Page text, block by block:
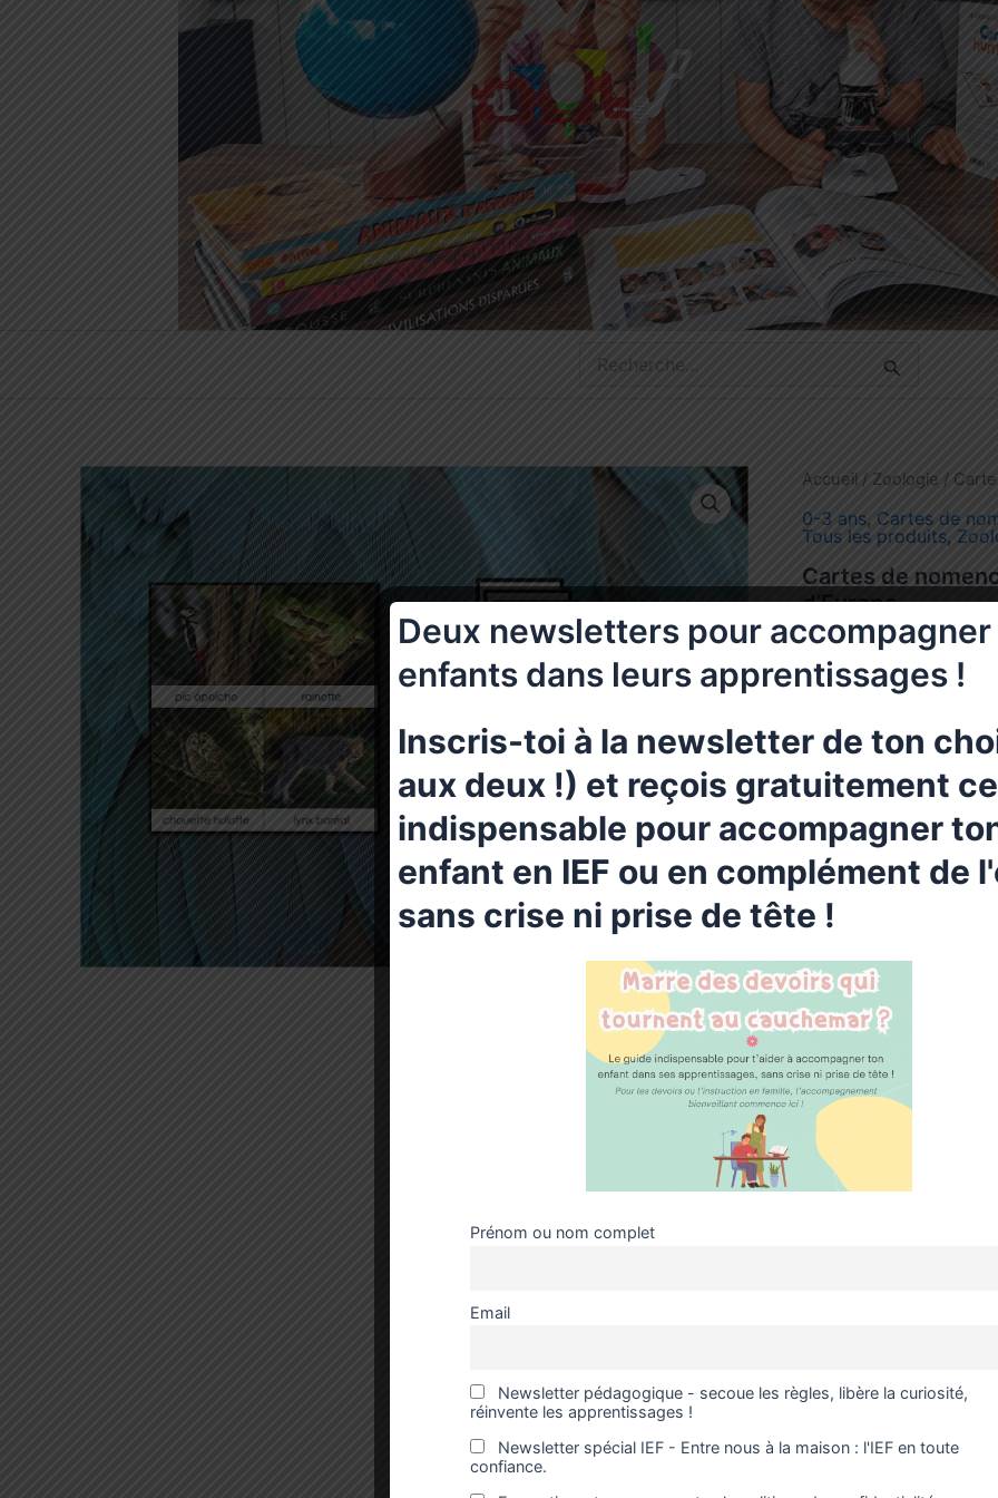
Accueil / Zoologie /
0-3 ans, Cartes de
Tous les produits,
Cartes de
d’Europe
3,25€
Cartes de
Document
vocabulaire autour
– au choix : cursif,
– A partir de 3 ans
– document au format
vous
– Objectifs :
affiner son vocabulaire
reconnaître les
apprendre en s’amusant
Choix de l'écriture
de
les
UGS :ND
ans),Tous les produits
Deux newsletters pour
enfants dans leurs apprentissages !
Inscris-toi à la newsletter de ton
aux deux !) et reçois gratuitement
indispensable pour accompagner
enfant en IEF ou en complément de
sans crise ni prise de tête !
Prénom ou nom complet
Email
Newsletter pédagogique - secoue les règles, libère la curiosité,
réinvente les apprentissages !
Newsletter spécial IEF - Entre nous à la maison : l'IEF en toute
confiance.